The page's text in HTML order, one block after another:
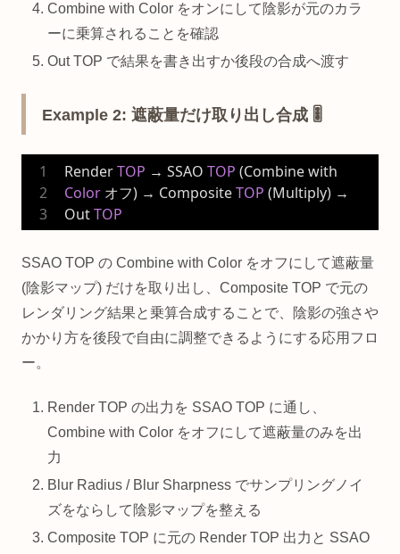
Combine with Color をオンにして陰影が元のカラ
ーに乗算されることを確認
Out TOP で結果を書き出すか後段の合成へ渡す
Example 2: 遮蔽量だけ取り出し合成 🎚️
Render TOP → SSAO TOP
Color オフ) → Composite TOP (Multiply) →
Out TOP
SSAO TOP の Combine with Color をオフにして遮蔽量
(陰影マップ) だけを取り出し、Composite TOP で元の
レンダリング結果と乗算合成することで、陰影の強さや
かかり方を後段で自由に調整できるようにする応用フロ
ー。
Render TOP の出力を SSAO TOP に通し、
Combine with Color をオフにして遮蔽量のみを出
力
Blur Radius / Blur Sharpness でサンプリングノイ
ズをならして陰影マップを整える
Composite TOP に元の Render TOP 出力と SSAO